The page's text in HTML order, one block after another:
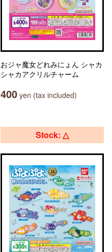
おジャ魔女どれみにょん シャカ
シャカアクリルチャーム
400 yen (tax included)
Stock: △